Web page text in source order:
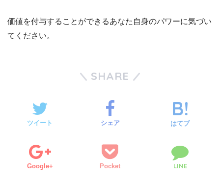
価値を付与することができるあなた自身のパワーに気づい
てください。
SHARE
ツイート シェア はてブ
Google+ Pocket LINE